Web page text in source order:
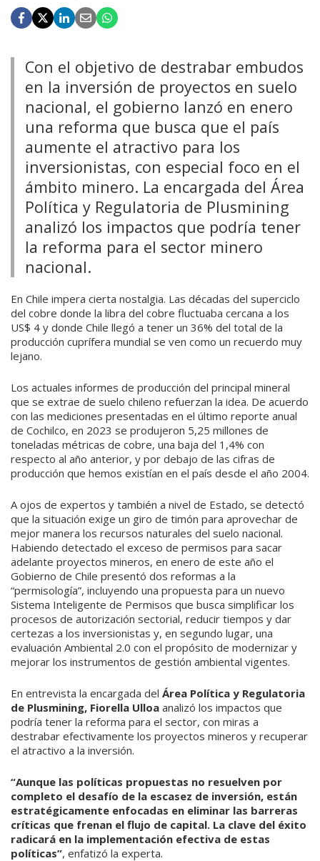
Con el objetivo de destrabar embudos
en la inversión de proyectos en suelo
nacional, el gobierno lanzó en enero
una reforma que busca que el país
aumente el atractivo para los
inversionistas, con especial foco en el
ámbito minero. La encargada del Área
Política y Regulatoria de Plusmining
analizó los impactos que podría tener
la reforma para el sector minero
nacional.
En Chile impera cierta nostalgia. Las décadas del superciclo
del cobre donde la libra del cobre fluctuaba cercana a los
US$ 4 y donde Chile llegó a tener un 36% del total de la
producción cuprífera mundial se ven como un recuerdo muy
lejano.
Los actuales informes de producción del principal mineral
que se extrae de suelo chileno refuerzan la idea. De acuerdo
con las mediciones presentadas en el último reporte anual
de Cochilco, en 2023 se produjeron 5,25 millones de
toneladas métricas de cobre, una baja del 1,4% con
respecto al año anterior, y por debajo de las cifras de
producción que hemos existían en el país desde el año 2004.
A ojos de expertos y también a nivel de Estado, se detectó
que la situación exige un giro de timón para aprovechar de
mejor manera los recursos naturales del suelo nacional.
Habiendo detectado el exceso de permisos para sacar
adelante proyectos mineros, en enero de este año el
Gobierno de Chile presentó dos reformas a la
“permisología”, incluyendo una propuesta para un nuevo
Sistema Inteligente de Permisos que busca simplificar los
procesos de autorización sectorial, reducir tiempos y dar
certezas a los inversionistas y, en segundo lugar, una
evaluación Ambiental 2.0 con el propósito de modernizar y
mejorar los instrumentos de gestión ambiental vigentes.
En entrevista la encargada del Área Política y Regulatoria
de Plusmining, Fiorella Ulloa analizó los impactos que
podría tener la reforma para el sector, con miras a
destrabar efectivamente los proyectos mineros y recuperar
el atractivo a la inversión.
“Aunque las políticas propuestas no resuelven por
completo el desafío de la escasez de inversión, están
estratégicamente enfocadas en eliminar las barreras
críticas que frenan el flujo de capital. La clave del éxito
radicará en la implementación efectiva de estas
políticas”, enfatizó la experta.